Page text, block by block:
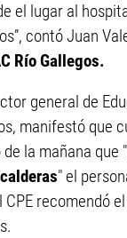
el lugar al
contó Juan
Río Gallegos.
general de
manifestó que
la mañana que "
" el
recomendó